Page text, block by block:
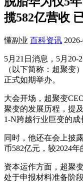
揽582亿营收
懂副业 百科资讯
5月21日消息，5月20-
（以下简称：超聚
正式如期举办。
大会开场，超聚变
聚变的发展历程，提
1-N跨越行业巨变的成
同时，他还在会上披
币582亿元，较2024年
资本运作方面，超聚
处于申报材料准备阶段